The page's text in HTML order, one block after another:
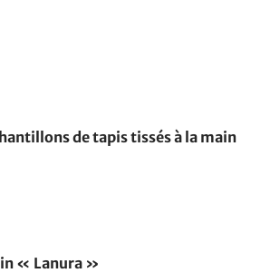
de tapis tissés à la main
« Lanura »